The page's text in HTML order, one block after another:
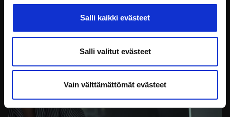
Salli kaikki evästeet
Salli valitut evästeet
Vain välttämättömät evästeet
digitalisointia suunnittelevalle
Digitaalinen koulutus muuttaa perinteistä opettajan ja
kouluttajan roolia merkittävästi. Vaikka kouluttaja
suunnittelisikin sisällön itsenäisesti, viimeistään
toteutusvaiheessa hän luultavasti tarvitsee sekä